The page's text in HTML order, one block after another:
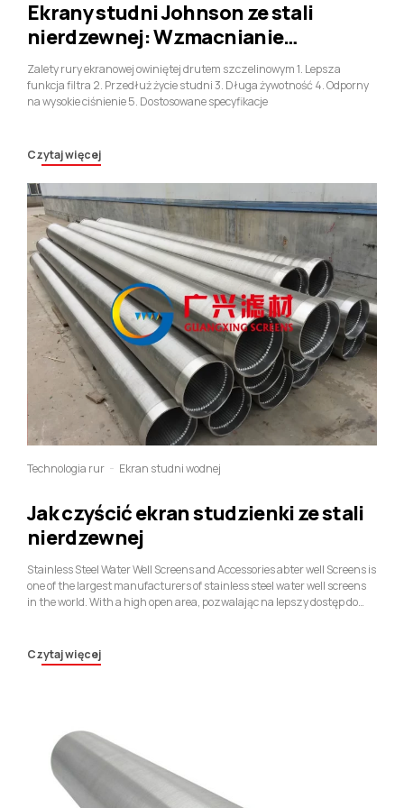
Ekrany studni Johnson ze stali
nierdzewnej: Wzmacnianie
niezawodnych i wydajnych studni
wodnych
Zalety rury ekranowej owiniętej drutem szczelinowym 1. Lepsza
funkcja filtra 2. Przedłuż życie studni 3. Długa żywotność 4. Odporny
na wysokie ciśnienie 5. Dostosowane specyfikacje
Czytaj więcej
Technologia rur Ekran studni wodnej
Jak czyścić ekran studzienki ze stali
nierdzewnej
Stainless Steel Water Well Screens and Accessories abter well Screens is
one of the largest manufacturers of stainless steel water well screens
in the world.With a high open area, pozwalając na lepszy dostęp do
Czytaj więcej